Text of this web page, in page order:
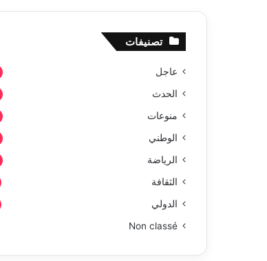
تصنيفات
عاجل
الحدث
منوعات
الوطني
الرياضة
الثقافة
الدولي
Non classé